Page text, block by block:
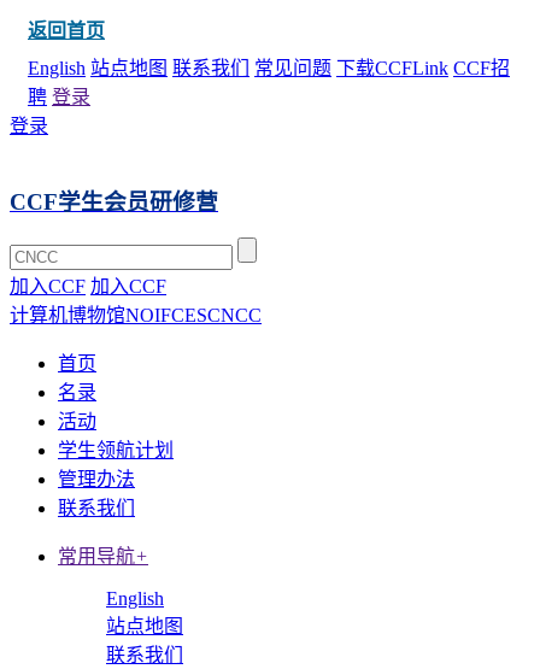
返回首页
English 站点地图 联系我们 常见问题 下载CCFLink CCF招
聘 登录
登录
CCF学生会员研修营
加入CCF 加入CCF
计算机博物馆NOIFCESCNCC
首页
名录
活动
学生领航计划
管理办法
联系我们
常用导航+
English
站点地图
联系我们